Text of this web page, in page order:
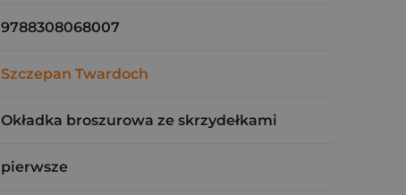
9788308068007
Szczepan Twardoch
Okładka broszurowa ze skrzydełkami
pierwsze